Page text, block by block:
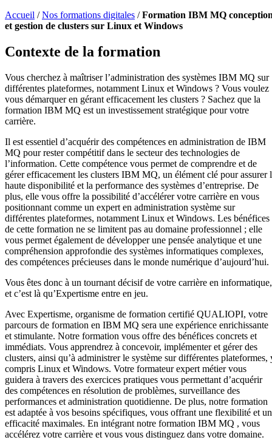
Accueil /Nos formations digitales /Formation IBM MQ
et gestion de clusters sur Linux et Windows
Contexte de la formation
Vous cherchez à maîtriser l’administration des systèmes IBM MQ sur
différentes plateformes, notamment Linux et Windows ? Vous voulez
vous démarquer en gérant efficacement les clusters ? Sachez que la
formation IBM MQ est un investissement stratégique pour votre
carrière.
Il est essentiel d’acquérir des compétences en administration de IBM
MQ pour rester compétitif dans le secteur des technologies de
l’information. Cette compétence vous permet de comprendre et de
gérer efficacement les clusters IBM MQ, un élément clé pour assurer
haute disponibilité et la performance des systèmes d’entreprise. De
plus, elle vous offre la possibilité d’accélérer votre carrière en vous
positionnant comme un expert en administration système sur
différentes plateformes, notamment Linux et Windows. Les bénéfices
de cette formation ne se limitent pas au domaine professionnel ; elle
vous permet également de développer une pensée analytique et une
compréhension approfondie des systèmes informatiques complexes,
des compétences précieuses dans le monde numérique d’aujourd’hui.
Vous êtes donc à un tournant décisif de votre carrière en informatique,
et c’est là qu’Expertisme entre en jeu.
Avec Expertisme, organisme de formation certifié QUALIOPI, votre
parcours de formation en IBM MQ sera une expérience enrichissante
et stimulante. Notre formation vous offre des bénéfices concrets et
immédiats. Vous apprendrez à concevoir, implémenter et gérer des
clusters, ainsi qu’à administrer le système sur différentes plateformes,
compris Linux et Windows. Votre formateur expert métier vous
guidera à travers des exercices pratiques vous permettant d’acquérir
des compétences en résolution de problèmes, surveillance des
performances et administration quotidienne. De plus, notre formation
est adaptée à vos besoins spécifiques, vous offrant une flexibilité et
efficacité maximales. En intégrant notre formation IBM MQ , vous
accélérez votre carrière et vous vous distinguez dans votre domaine.